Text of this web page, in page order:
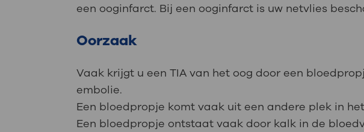
een ooginfarct. Bij een ooginfarct is uw netvlies
Oorzaak
Vaak krijgt u een TIA van het oog door een
embolie.
Een bloedpropje komt vaak uit een andere plek in
Een bloedpropje ontstaat vaak door kalk in de